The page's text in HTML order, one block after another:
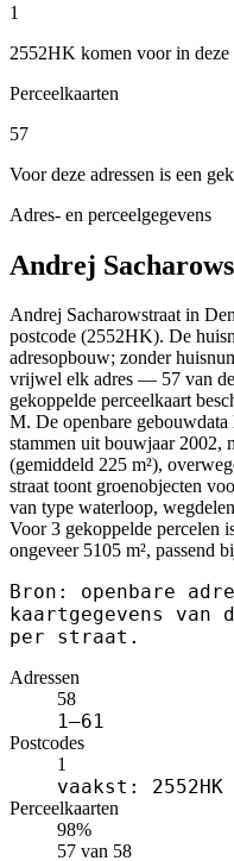
1
2552HK komen voor in deze
Perceelkaarten
57
Voor deze adressen is een
Adres- en perceelgegevens
Andrej
Andrej Sacharowstraat in
postcode (2552HK). De
adresopbouw; zonder
vrijwel elk adres — 57 van
gekoppelde perceelkaart
M. De openbare
stammen uit bouwjaar 2002,
(gemiddeld 225 m²),
straat toont groenobjecten
van type waterloop,
Voor 3 gekoppelde percelen
ongeveer 5105 m², passend
Bron: openbare
kaartgegevens van
per straat.
Adressen
58
1–61
Postcodes
1
vaakst: 2552HK
Perceelkaarten
98%
57 van 58